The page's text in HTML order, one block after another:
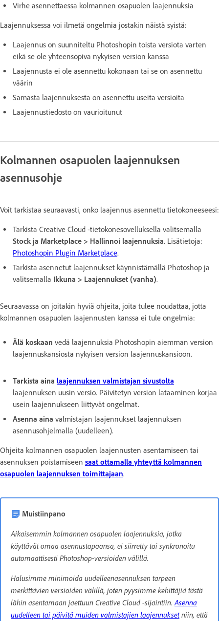
Virhe asennettaessa kolmannen osapuolen laajennuksia
Laajennuksessa voi ilmetä ongelmia jostakin näistä syistä:
Laajennus on suunniteltu Photoshopin toista versiota varten
eikä se ole yhteensopiva nykyisen version kanssa
Laajennusta ei ole asennettu kokonaan tai se on asennettu
väärin
Samasta laajennuksesta on asennettu useita versioita
Laajennustiedosto on vaurioitunut
Kolmannen osapuolen laajennuksen
asennusohje
Voit tarkistaa seuraavasti, onko laajennus asennettu tietokoneeseesi:
Tarkista Creative Cloud -tietokonesovelluksella valitsemalla
Stock ja Marketplace > Hallinnoi laajennuksia. Lisätietoja:
Photoshopin Plugin Marketplace.
Tarkista asennetut laajennukset käynnistämällä Photoshop ja
valitsemalla Ikkuna > Laajennukset (vanha).
Seuraavassa on joitakin hyviä ohjeita, joita tulee noudattaa, jotta
kolmannen osapuolen laajennusten kanssa ei tule ongelmia:
Älä koskaan vedä laajennuksia Photoshopin aiemman version
laajennuskansiosta nykyisen version laajennuskansioon.
Tarkista aina laajennuksen valmistajan sivustolta
laajennuksen uusin versio. Päivitetyn version lataaminen korjaa
usein laajennukseen liittyvät ongelmat.
Asenna aina valmistajan laajennukset laajennuksen
asennusohjelmalla (uudelleen).
Ohjeita kolmannen osapuolen laajennusten asentamiseen tai
asennuksen poistamiseen saat ottamalla yhteyttä kolmannen
osapuolen laajennuksen toimittajaan.
Muistiinpano
Aikaisemmin kolmannen osapuolen laajennuksia, jotka
käyttävät omaa asennustapaansa, ei siirretty tai synkronoitu
automaattisesti Photoshop-versioiden välillä.
Halusimme minimoida uudelleenasennuksen tarpeen
merkittävien versioiden välillä, joten pyysimme kehittäjiä tästä
lähin asentamaan jaettuun Creative Cloud -sijaintiin. Asenna
uudelleen tai päivitä muiden valmistajien laajennuksetniin, että